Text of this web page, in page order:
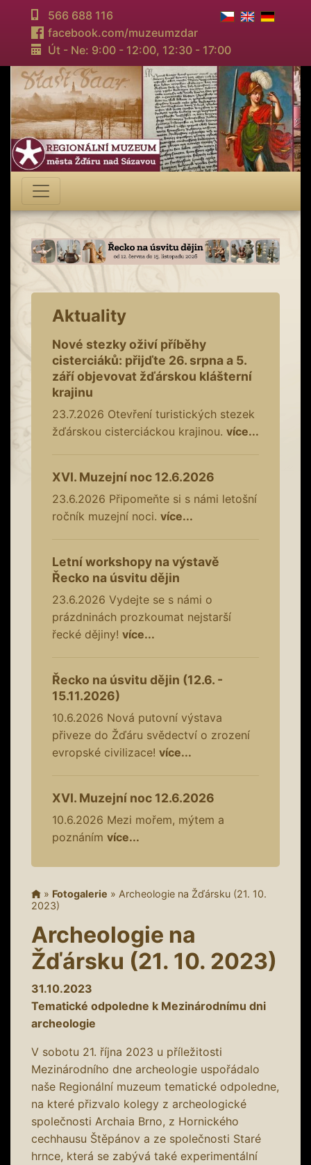
566 688 116
facebook.com/muzeumzdar
Út - Ne: 9:00 - 12:00, 12:30 - 17:00
Aktuality
Nové stezky oživí příběhy
cisterciáků: přijďte 26. srpna a 5.
září objevovat žďárskou klášterní
krajinu
23.7.2026 Otevření turistických stezek
žďárskou cisterciáckou krajinou. více...
XVI. Muzejní noc 12.6.2026
23.6.2026 Připomeňte si s námi letošní
ročník muzejní noci. více...
Letní workshopy na výstavě
Řecko na úsvitu dějin
23.6.2026 Vydejte se s námi o
prázdninách prozkoumat nejstarší
řecké dějiny! více...
Řecko na úsvitu dějin (12.6. -
15.11.2026)
10.6.2026 Nová putovní výstava
přiveze do Žďáru svědectví o zrození
evropské civilizace! více...
XVI. Muzejní noc 12.6.2026
10.6.2026 Mezi mořem, mýtem a
poznáním více...
» Fotogalerie » Archeologie na Žďársku (21. 10.
2023)
Archeologie na
Žďársku (21. 10. 2023)
31.10.2023
Tematické odpoledne k Mezinárodnímu dni
archeologie
V sobotu 21. října 2023 u příležitosti
Mezinárodního dne archeologie uspořádalo
naše Regionální muzeum tematické odpoledne,
na které přizvalo kolegy z archeologické
společnosti Archaia Brno, z Hornického
cechhausu Štěpánov a ze společnosti Staré
hrnce, která se zabývá také experimentální